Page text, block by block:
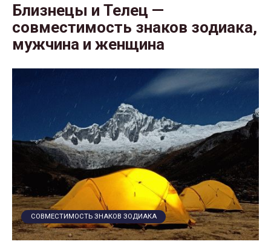
Близнецы и Телец —
совместимость знаков зодиака,
мужчина и женщина
СОВМЕСТИМОСТЬ ЗНАКОВ ЗОДИАКА